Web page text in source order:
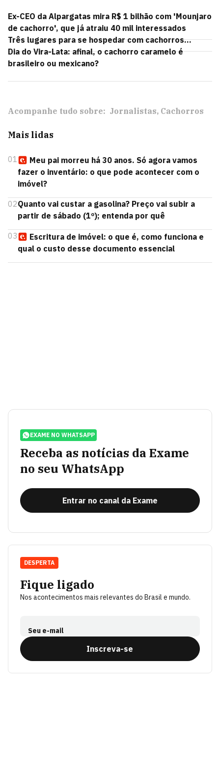
Ex-CEO da Alpargatas mira R$ 1 bilhão com 'Mounjaro
de cachorro', que já atraiu 40 mil interessados
Três lugares para se hospedar com cachorros...
Dia do Vira-Lata: afinal, o cachorro caramelo é
brasileiro ou mexicano?
Acompanhe tudo sobre: Jornalistas Cachorros
Mais lidas
01
Meu pai morreu há 30 anos. Só agora vamos
fazer o inventário: o que pode acontecer com o
imóvel?
02Quanto vai custar a gasolina? Preço vai subir a
partir de sábado (1º); entenda por quê
03
Escritura de imóvel: o que é, como funciona e
qual o custo desse documento essencial
EXAME NO WHATSAPP
Receba as notícias da Exame
no seu WhatsApp
Entrar no canal da Exame
Fique ligado
Nos acontecimentos mais relevantes do Brasil e mundo.
Seu e-mail
Inscreva-se
DESPERTA